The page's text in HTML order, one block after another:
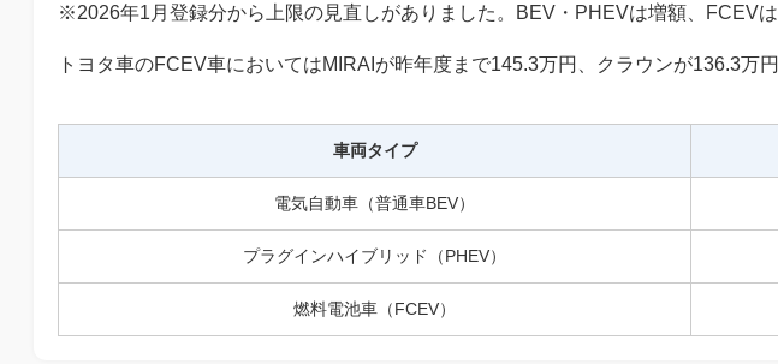
※2026年1月登録分から上限の見直しがありました。BEV・PHEVは増額、FCEVは
トヨタ車のFCEV車においてはMIRAIが昨年度まで145.3万円、クラウンが136.3万
車両タイプ
電気自動車（普通車BEV）
プラグインハイブリッド（PHEV）
燃料電池車（FCEV）